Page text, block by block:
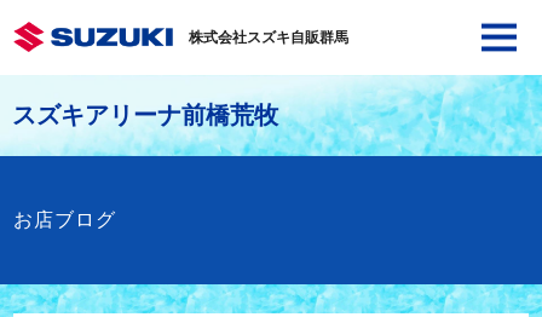
株式会社スズキ自販群馬
スズキアリーナ前橋荒牧
お店ブログ